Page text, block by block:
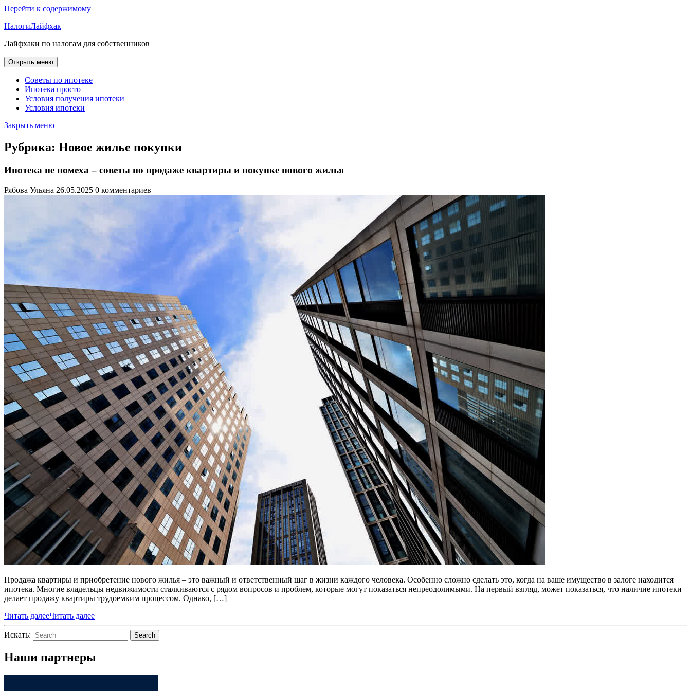
Перейти к содержимому
НалогиЛайфхак
Лайфхаки по налогам для собственников
Открыть меню
Советы по ипотеке
Ипотека просто
Условия получения ипотеки
Условия ипотеки
Закрыть меню
Рубрика: Новое жилье покупки
Ипотека не помеха – советы по продаже квартиры и покупке нового жилья
Рябова Ульяна 26.05.2025 0 комментариев
Продажа квартиры и приобретение нового жилья – это важный и ответственный шаг в жизни каждого человека. Особенно сложно сделать это, когда на ваше имущество в залоге находится
ипотека. Многие владельцы недвижимости сталкиваются с рядом вопросов и проблем, которые могут показаться непреодолимыми. На первый взгляд, может показаться, что наличие ипотеки
делает продажу квартиры трудоемким процессом. Однако, […]
Читать далееЧитать далее
Искать: Search
Наши партнеры